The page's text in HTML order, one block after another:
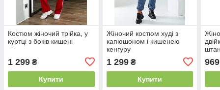
Костюм жіночий трійка, у
куртці з боків кишені
1 299 ₴
Купити
Жіночий костюм худі з
капюшоном і кишенею
кенгуру
1 299₴
Купити
969